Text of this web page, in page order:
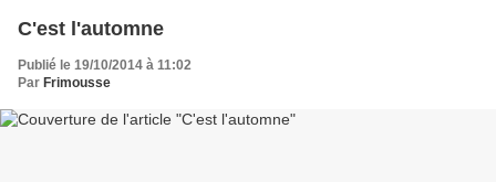
C'est l'automne
Publié le 19/10/2014 à 11:02
Par Frimousse